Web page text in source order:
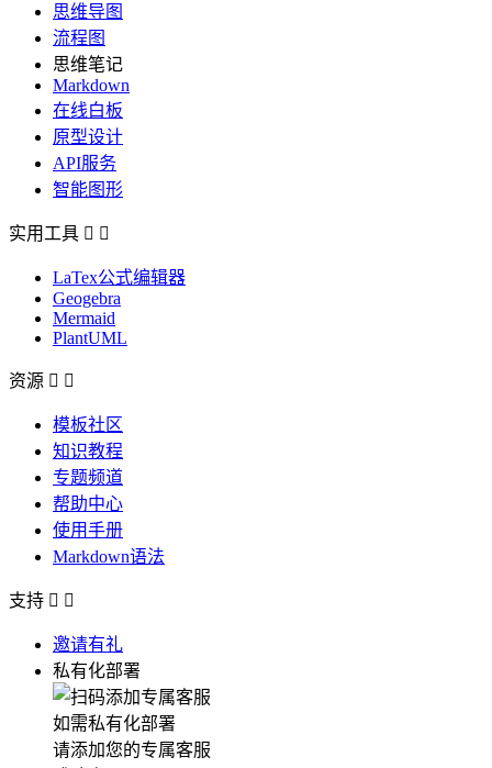
思维导图
流程图
思维笔记
Markdown
在线白板
原型设计
API服务
智能图形
实用工具  
LaTex公式编辑器
Geogebra
Mermaid
PlantUML
资源  
模板社区
知识教程
专题频道
帮助中心
使用手册
Markdown语法
支持  
邀请有礼
私有化部署
如需私有化部署
请添加您的专属客服